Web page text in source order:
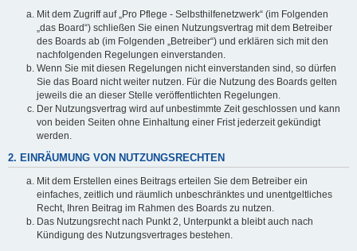
Mit dem Zugriff auf „Pro Pflege - Selbsthilfenetzwerk“ (im Folgenden
„das Board“) schließen Sie einen Nutzungsvertrag mit dem Betreiber
des Boards ab (im Folgenden „Betreiber“) und erklären sich mit den
nachfolgenden Regelungen einverstanden.
Wenn Sie mit diesen Regelungen nicht einverstanden sind, so dürfen
Sie das Board nicht weiter nutzen. Für die Nutzung des Boards gelten
jeweils die an dieser Stelle veröffentlichten Regelungen.
Der Nutzungsvertrag wird auf unbestimmte Zeit geschlossen und kann
von beiden Seiten ohne Einhaltung einer Frist jederzeit gekündigt
werden.
2. EINRÄUMUNG VON NUTZUNGSRECHTEN
Mit dem Erstellen eines Beitrags erteilen Sie dem Betreiber ein
einfaches, zeitlich und räumlich unbeschränktes und unentgeltliches
Recht, Ihren Beitrag im Rahmen des Boards zu nutzen.
Das Nutzungsrecht nach Punkt 2, Unterpunkt a bleibt auch nach
Kündigung des Nutzungsvertrages bestehen.